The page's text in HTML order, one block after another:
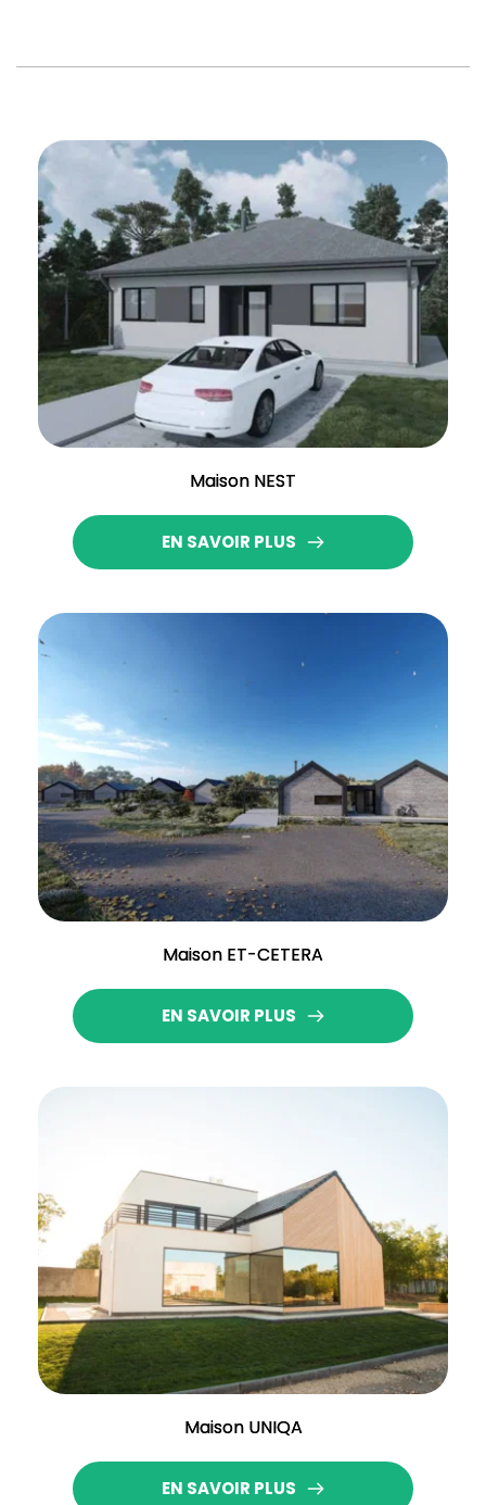
Maison NEST
EN SAVOIR PLUS
Maison ET-CETERA
EN SAVOIR PLUS
Maison UNIQA
EN SAVOIR PLUS